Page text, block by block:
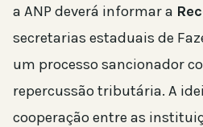
a ANP deverá informar a
secretarias estaduais de
um processo sancionador
repercussão tributária. A
cooperação entre as